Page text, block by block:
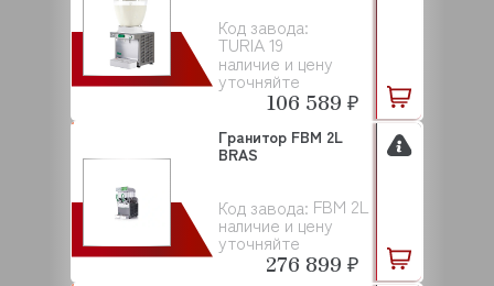
Код завода:
TURIA 19
наличие и цену
уточняйте
106 589 ₽
Код завода: FBM 2L
наличие и цену
уточняйте
Гранитор FBM 2L
BRAS
276 899 ₽